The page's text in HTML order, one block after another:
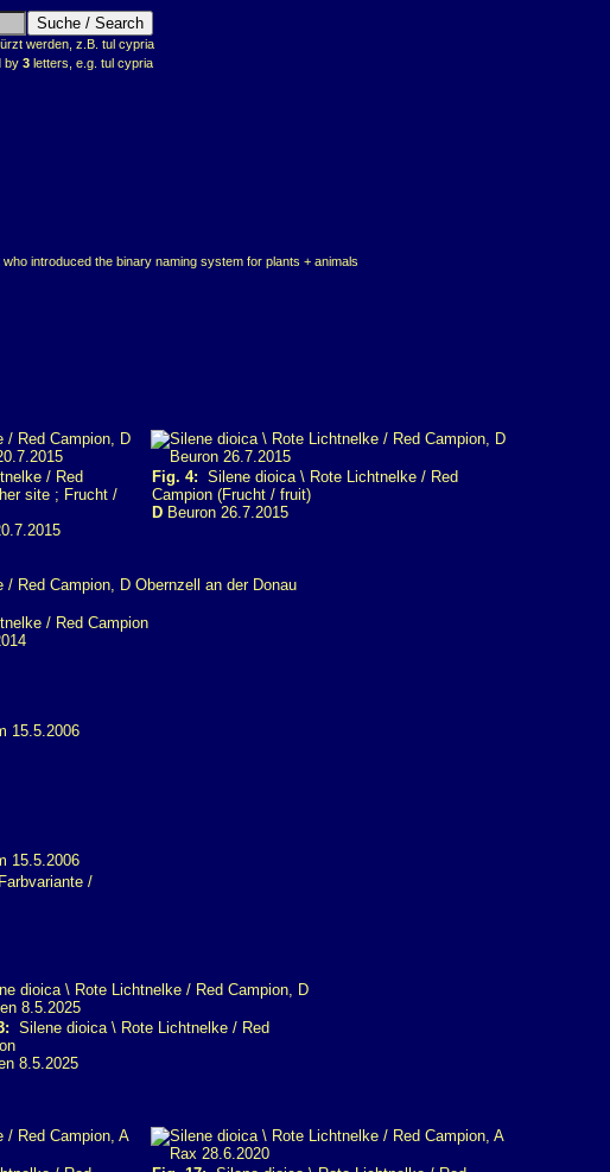
werden, z.B. tul cypria
by 3 letters, e.g. tul cypria
introduced the binary naming system for plants + animals
/ Red
site ; Frucht /
Fig. 4: Silene dioica \ Rote Lichtnelke / Red
Campion (Frucht / fruit)
D Beuron 26.7.2015
/ Red Campion
/
Silene dioica \ Rote Lichtnelke / Red
8.5.2025